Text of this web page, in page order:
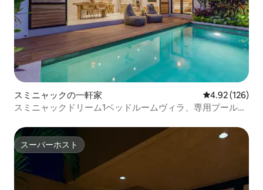
スミニャックの一軒家 レビュー126
4.92 (126)
スミニャックドリーム1ベッドルームヴィラ、専用プール付
スーパーホスト
スーパーホスト